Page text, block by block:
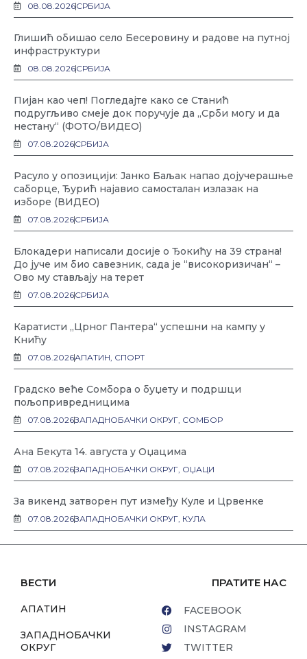
08.08.2026СРБИЈА
Глишић обишао село Бесеровину и радове на путној
инфраструктури
08.08.2026СРБИЈА
Пијан као чеп! Погледајте како се Станић
подругљиво смеје док поручује да „Срби могу и да
нестану“ (ФОТО/ВИДЕО)
07.08.2026СРБИЈА
Расуло у опозицији: Јанко Баљак напао дојучерашње
саборце, Ђурић најавио самосталан излазак на
изборе (ВИДЕО)
07.08.2026СРБИЈА
Блокадери написали досије о Ђокићу на 39 страна!
До јуче им био савезник, сада је “високоризичан“ –
Ово му стављају на терет
07.08.2026СРБИЈА
Каратисти „Црног Пантера“ успешни на кампу у
Книћу
07.08.2026АПАТИН, СПОРТ
Градско веће Сомбора о буџету и подршци
пољопривредницима
07.08.2026ЗАПАДНОБАЧКИ ОКРУГ, СОМБОР
Ана Бекута 14. августа у Оџацима
07.08.2026ЗАПАДНОБАЧКИ ОКРУГ, ОЏАЦИ
За викенд затворен пут између Куле и Црвенке
07.08.2026ЗАПАДНОБАЧКИ ОКРУГ, КУЛА
ВЕСТИ
АПАТИН
ЗАПАДНОБАЧКИ
ОКРУГ
ПРАТИТЕ НАС
FACEBOOK
INSTAGRAM
TWITTER